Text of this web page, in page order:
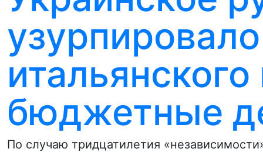
бюджетные
По случаю тридцатилетия